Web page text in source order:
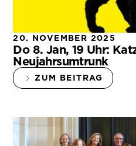
20. NOVEMBER 2025
Do 8. Jan, 19 Uhr:
Neujahrsumtrunk
ZUM BEITRAG